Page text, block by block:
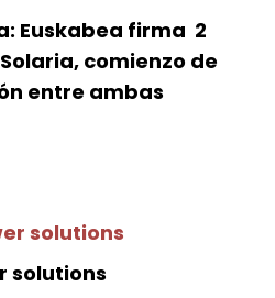
Euskabea firma 2
comienzo de
entre ambas
solutions